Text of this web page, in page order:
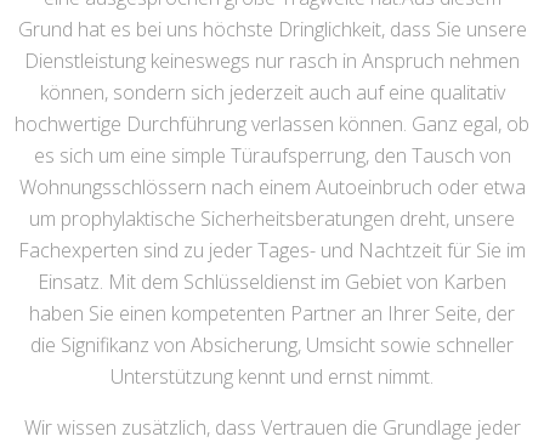
Grund hat es bei uns höchste Dringlichkeit, dass Sie unsere
Dienstleistung keineswegs nur rasch in Anspruch nehmen
können, sondern sich jederzeit auch auf eine qualitativ
hochwertige Durchführung verlassen können. Ganz egal, ob
es sich um eine simple Türaufsperrung, den Tausch von
Wohnungsschlössern nach einem Autoeinbruch oder etwa
um prophylaktische Sicherheitsberatungen dreht, unsere
Fachexperten sind zu jeder Tages- und Nachtzeit für Sie im
Einsatz. Mit dem Schlüsseldienst im Gebiet von Karben
haben Sie einen kompetenten Partner an Ihrer Seite, der
die Signifikanz von Absicherung, Umsicht sowie schneller
Unterstützung kennt und ernst nimmt.
Wir wissen zusätzlich, dass Vertrauen die Grundlage jeder